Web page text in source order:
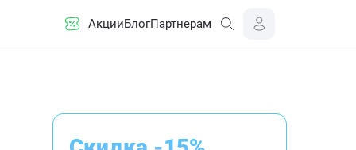
АкцииБлогПартнерам